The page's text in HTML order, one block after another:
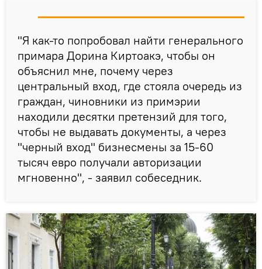
"Я как-то попробовал найти генерального
примара Дорина Киртоакэ, чтобы он
объяснил мне, почему через
центральный вход, где стояла очередь из
граждан, чиновники из примэрии
находили десятки претензий для того,
чтобы не выдавать документы, а через
"черный вход" бизнесмены за 15-60
тысяч евро получали авторизации
мгновенно", - заявил собеседник.